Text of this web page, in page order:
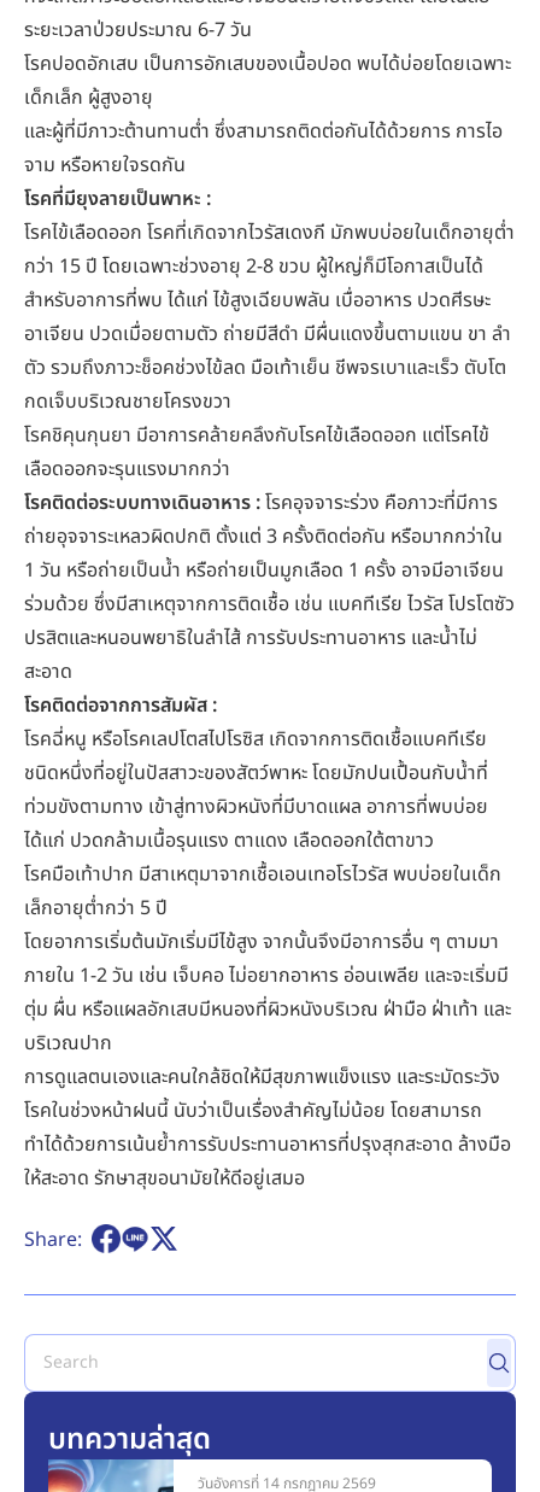
ระยะเวลาป่วยประมาณ 6-7 วัน
โรคปอดอักเสบ เป็นการอักเสบของเนื้อปอด พบได้บ่อยโดยเฉพาะ
เด็กเล็ก ผู้สูงอายุ
และผู้ที่มีภาวะต้านทานต่ำ ซึ่งสามารถติดต่อกันได้ด้วยการ การไอ
จาม หรือหายใจรดกัน
โรคที่มียุงลายเป็นพาหะ :
โรคไข้เลือดออก โรคที่เกิดจากไวรัสเดงกี มักพบบ่อยในเด็กอายุต่ำ
กว่า 15 ปี โดยเฉพาะช่วงอายุ 2-8 ขวบ ผู้ใหญ่ก็มีโอกาสเป็นได้
สำหรับอาการที่พบ ได้แก่ ไข้สูงเฉียบพลัน เบื่ออาหาร ปวดศีรษะ
อาเจียน ปวดเมื่อยตามตัว ถ่ายมีสีดำ มีผื่นแดงขึ้นตามแขน ขา ลำ
ตัว รวมถึงภาวะช็อคช่วงไข้ลด มือเท้าเย็น ชีพจรเบาและเร็ว ตับโต
กดเจ็บบริเวณชายโครงขวา
โรคชิคุนกุนยา มีอาการคล้ายคลึงกับโรคไข้เลือดออก แต่โรคไข้
เลือดออกจะรุนแรงมากกว่า
โรคติดต่อระบบทางเดินอาหาร :โรคอุจจาระร่วง คือภาวะที่มีการ
ถ่ายอุจจาระเหลวผิดปกติ ตั้งแต่ 3 ครั้งติดต่อกัน หรือมากกว่าใน
1 วัน หรือถ่ายเป็นน้ำ หรือถ่ายเป็นมูกเลือด 1 ครั้ง อาจมีอาเจียน
ร่วมด้วย ซึ่งมีสาเหตุจากการติดเชื้อ เช่น แบคทีเรีย ไวรัส โปรโตซัว
ปรสิตและหนอนพยาธิในลำไส้ การรับประทานอาหาร และน้ำไม่
สะอาด
โรคติดต่อจากการสัมผัส :
โรคฉี่หนู หรือโรคเลปโตสไปโรซิส เกิดจากการติดเชื้อแบคทีเรีย
ชนิดหนึ่งที่อยู่ในปัสสาวะของสัตว์พาหะ โดยมักปนเปื้อนกับน้ำที่
ท่วมขังตามทาง เข้าสู่ทางผิวหนังที่มีบาดแผล อาการที่พบบ่อย
ได้แก่ ปวดกล้ามเนื้อรุนแรง ตาแดง เลือดออกใต้ตาขาว
โรคมือเท้าปาก มีสาเหตุมาจากเชื้อเอนเทอโรไวรัส พบบ่อยในเด็ก
เล็กอายุต่ำกว่า 5 ปี
โดยอาการเริ่มต้นมักเริ่มมีไข้สูง จากนั้นจึงมีอาการอื่น ๆ ตามมา
ภายใน 1-2 วัน เช่น เจ็บคอ ไม่อยากอาหาร อ่อนเพลีย และจะเริ่มมี
ตุ่ม ผื่น หรือแผลอักเสบมีหนองที่ผิวหนังบริเวณ ฝ่ามือ ฝ่าเท้า และ
บริเวณปาก
การดูแลตนเองและคนใกล้ชิดให้มีสุขภาพแข็งแรง และระมัดระวัง
โรคในช่วงหน้าฝนนี้ นับว่าเป็นเรื่องสำคัญไม่น้อย โดยสามารถ
ทำได้ด้วยการเน้นย้ำการรับประทานอาหารที่ปรุงสุกสะอาด ล้างมือ
ให้สะอาด รักษาสุขอนามัยให้ดีอยู่เสมอ
Share:
บทความล่าสุด
วันอังคารที่ 14 กรกฎาคม 2569